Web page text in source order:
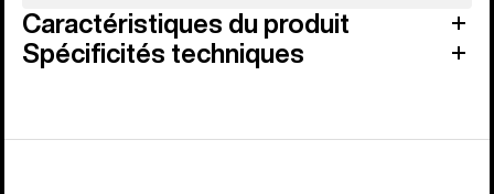
Caractéristiques du produit
Spécificités techniques